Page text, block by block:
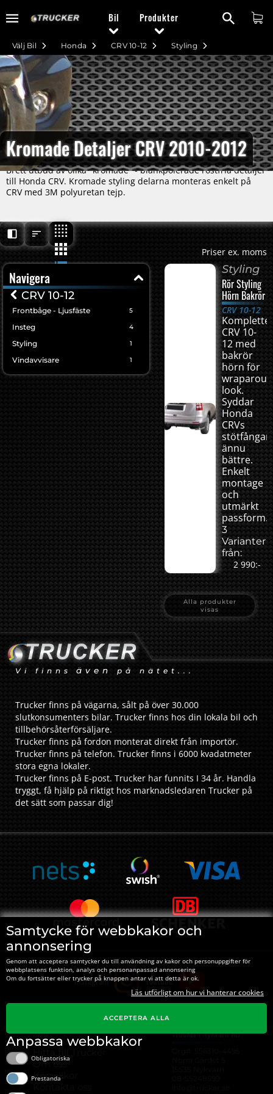
Samtycke för webbkakor och
annonsering
Genom att acceptera samtycker du till användning av kakor och personuppgifter för
webbplatsens funktion, analys och personanpassad annonsering
Om du fortsätter eller trycker på knappen antar vi att detta är ok.
Läs utförligt om hur vi hanterar cookies
ACCEPTERA ALLA
Anpassa webbkakor
Obligatoriska
Prestanda
Bil Produkter
Styling
CRV 10-12
Honda
Välj Bil
Kromade Detaljer CRV 2010-2012
Brett utbud av olika "kromade" - blankpolerade rostfria detaljer
till Honda CRV. Kromade styling delarna monteras enkelt på
CRV med 3M polyuretan tejp.
Priser ex. moms
Navigera
CRV 10-12
Frontbåge - Ljusfäste 5
Insteg 4
Styling 1
Vindavvisare 1
Styling
Rör Styling
Hörn Bakrör
CRV 10-12
CRV 10-
12 med
bakrör
hörn för
look.
Syddar
Honda
CRVs
ännu
bättre.
Enkelt
montage
och
utmärkt
passform.
3
Varianter
från:
2 990:-
Alla produkter
visas
Vi finns även på nätet...
Trucker finns på vägarna, sålt på över 30.000
slutkonsumenters bilar. Trucker finns hos din lokala bil och
tillbehörsåterförsäljare.
Trucker finns på fordon monterat direkt från importör.
Trucker finns på telefon. Trucker finns i 6000 kvadatmeter
stora egna lokaler.
Trucker finns på E-post. Trucker har funnits I 34 år. Handla
tryggt, få hjälp på riktigt hos marknadsledaren Trucker på
det sätt som passar dig!
Instagram Youtube
Sidor
Om oss
Köpvillkor
Trucker i Nykvarn AB